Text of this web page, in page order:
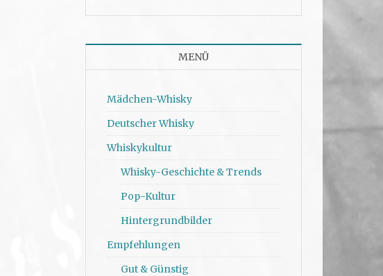
MENÜ
Mädchen-Whisky
Deutscher Whisky
Whiskykultur
Whisky-Geschichte & Trends
Pop-Kultur
Hintergrundbilder
Empfehlungen
Gut & Günstig